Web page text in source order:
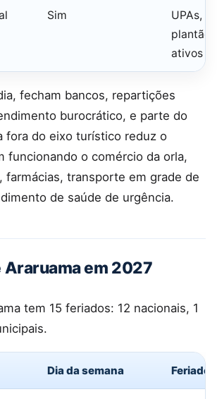
Sim
UPAs,
plantão
ativos
fecham bancos, repartições
burocrático, e parte do
fora do eixo turístico reduz o
funcionando o comércio da orla,
farmácias, transporte em grade de
de saúde de urgência.
Araruama em 2027
tem 15 feriados: 12 nacionais, 1
Dia da semana Feriado